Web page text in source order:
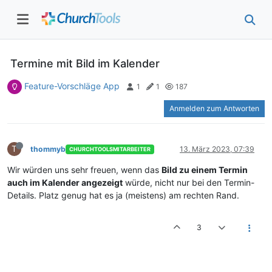
Termine mit Bild im Kalender
Feature-Vorschläge App 1 1 187
Anmelden zum Antworten
T thommyb CHURCHTOOLSMITARBEITER 13. März 2023, 07:39
Wir würden uns sehr freuen, wenn das Bild zu einem Termin
auch im Kalender angezeigt würde, nicht nur bei den Termin-
Details. Platz genug hat es ja (meistens) am rechten Rand.
3